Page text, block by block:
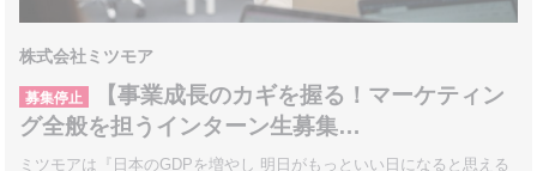
株式会社ミツモア
募集停止
【事業成長のカギを握る！マーケティン
グ全般を担うインターン生募集…
ミツモアは『日本のGDPを増やし 明日がもっといい日になると思える